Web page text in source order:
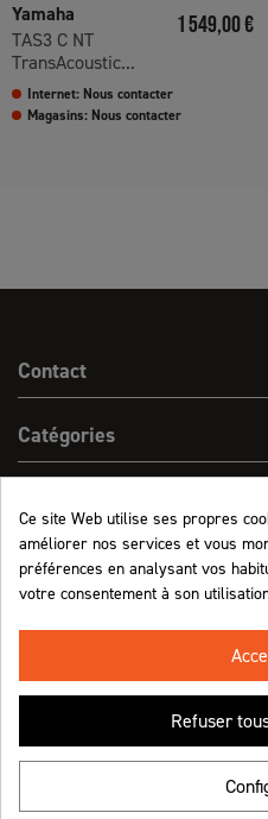
Yamaha
TAS3 C NT
TransAcoustic...
Prix
1 549,00 €
Internet: Nous contacter
Magasins: Nous contacter
Contact
Catégories
Informations
Ce site Web utilise ses propres
améliorer nos services et vous
préférences en analysant vos
votre consentement à son
Refuser